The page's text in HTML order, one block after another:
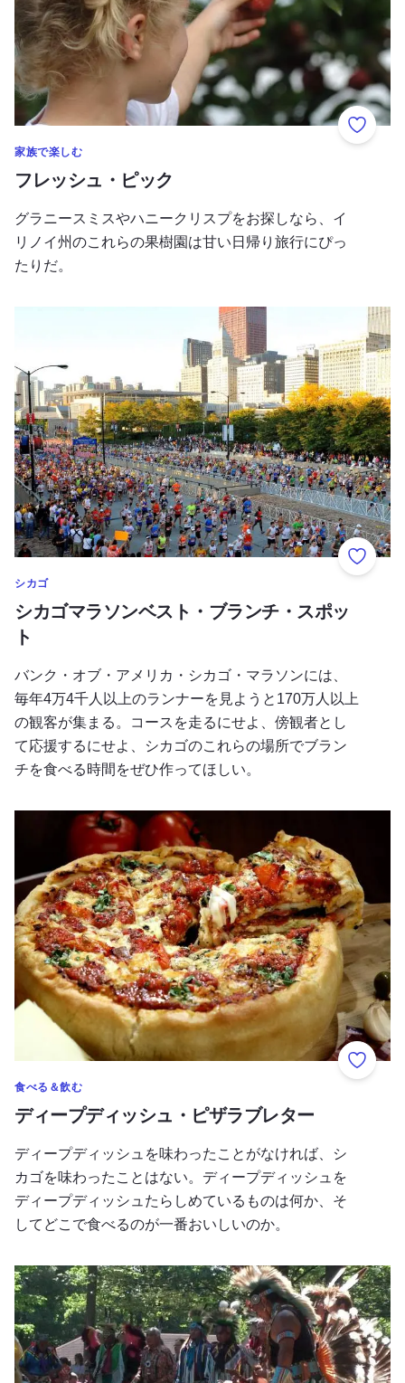
お気に
家族で楽しむ
フレッシュ・ピック
グラニースミスやハニークリスプをお探しなら、イ
リノイ州のこれらの果樹園は甘い日帰り旅行にぴっ
たりだ。
お気に
シカゴ
シカゴマラソンベスト・ブランチ・スポッ
ト
バンク・オブ・アメリカ・シカゴ・マラソンには、
毎年4万4千人以上のランナーを見ようと170万人以上
の観客が集まる。コースを走るにせよ、傍観者とし
て応援するにせよ、シカゴのこれらの場所でブラン
チを食べる時間をぜひ作ってほしい。
シカゴマラソンベスト・ブランチ・スポット
お気に
食べる＆飲む
ディープディッシュ・ピザラブレター
ディープディッシュを味わったことがなければ、シ
カゴを味わったことはない。ディープディッシュを
ディープディッシュたらしめているものは何か、そ
してどこで食べるのが一番おいしいのか。
ディープディッシュ・ピザラブレター
ブラック・ホーク州立史跡の素晴らしい歴史に触れる